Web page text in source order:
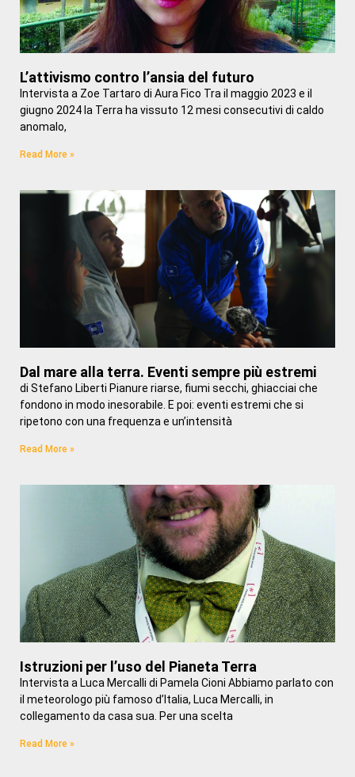
L’attivismo contro l’ansia del futuro
Intervista a Zoe Tartaro di Aura Fico Tra il maggio 2023 e il
giugno 2024 la Terra ha vissuto 12 mesi consecutivi di caldo
anomalo,
Read More »
Dal mare alla terra. Eventi sempre più estremi
di Stefano Liberti Pianure riarse, fiumi secchi, ghiacciai che
fondono in modo inesorabile. E poi: eventi estremi che si
ripetono con una frequenza e un’intensità
Read More »
Istruzioni per l’uso del Pianeta Terra
Intervista a Luca Mercalli di Pamela Cioni Abbiamo parlato con
il meteorologo più famoso d’Italia, Luca Mercalli, in
collegamento da casa sua. Per una scelta
Read More »